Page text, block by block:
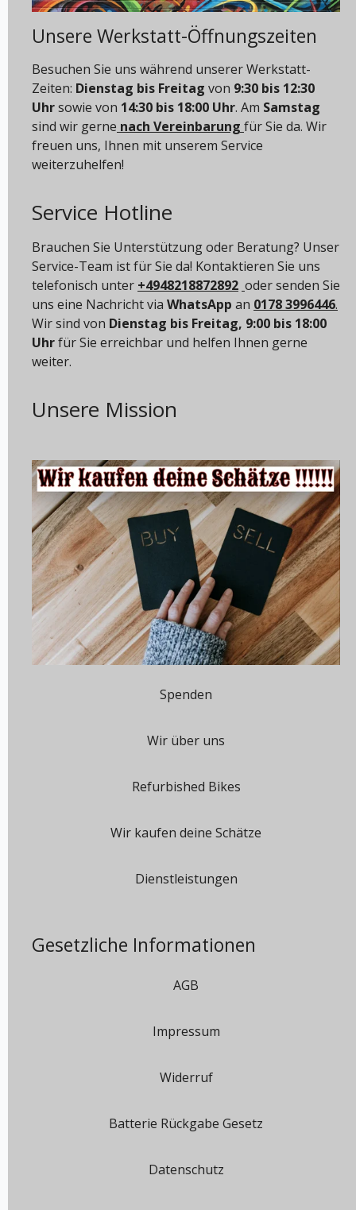
Unsere Werkstatt-Öffnungszeiten
Besuchen Sie uns während unserer Werkstatt-
Zeiten: Dienstag bis Freitag von 9:30 bis 12:30
Uhrsowie von 14:30 bis 18:00 Uhr. Am Samstag
sind wir gerne nach Vereinbarung für Sie da. Wir
freuen uns, Ihnen mit unserem Service
weiterzuhelfen!
Service Hotline
Brauchen Sie Unterstützung oder Beratung? Unser
Service-Team ist für Sie da! Kontaktieren Sie uns
telefonisch unter +4948218872892 oder senden Sie
uns eine Nachricht via WhatsApp an 0178 3996446.
Wir sind von Dienstag bis Freitag, 9:00 bis 18:00
Uhrfür Sie erreichbar und helfen Ihnen gerne
weiter.
Unsere Mission
Spenden
Wir über uns
Refurbished Bikes
Wir kaufen deine Schätze
Dienstleistungen
Gesetzliche Informationen
AGB
Impressum
Widerruf
Batterie Rückgabe Gesetz
Datenschutz